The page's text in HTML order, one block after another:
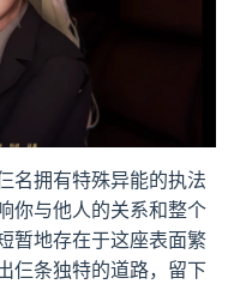
名拥有特殊异能的执法
你与他人的关系和整个
暂地存在于这座表面繁
仨条独特的道路，留下